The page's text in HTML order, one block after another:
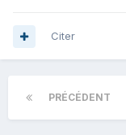
Citer
PRÉCÉDENT